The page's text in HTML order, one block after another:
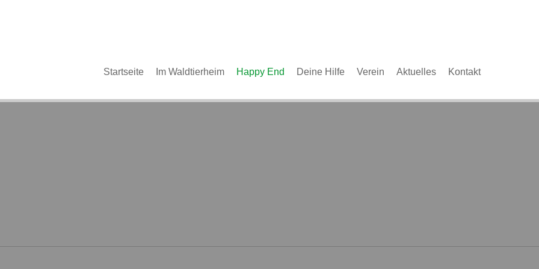
Navigation
überspringen
Startseite Im Waldtierheim Happy End Deine Hilfe Verein Aktuelles Kontakt